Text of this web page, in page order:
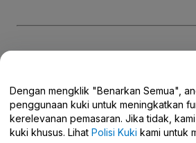
Jangan Kongsi Maklumat Peribadi Saya/
Dengan mengklik "Benarkan Semua",
penggunaan kuki untuk meningkatkan
kerelevanan pemasaran. Jika tidak,
kuki khusus. Lihat Polisi Kuki kami untuk